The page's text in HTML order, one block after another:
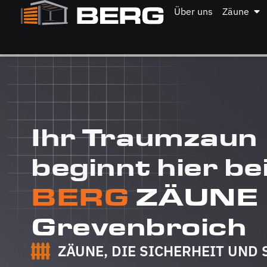
Über uns Zäune
Ihr Traumzaun
beginnt hier
BERG ZÄUNE
Grevenbroich
ZÄUNE, DIE SICHERHEIT UND